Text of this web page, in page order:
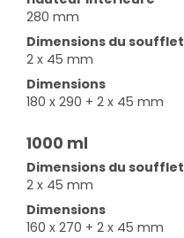
280 mm
Dimensions du soufflet
2 x 45 mm
Dimensions
180 x 290 + 2 x 45 mm
1000 ml
Dimensions du soufflet
2 x 45 mm
Dimensions
160 x 270 + 2 x 45 mm